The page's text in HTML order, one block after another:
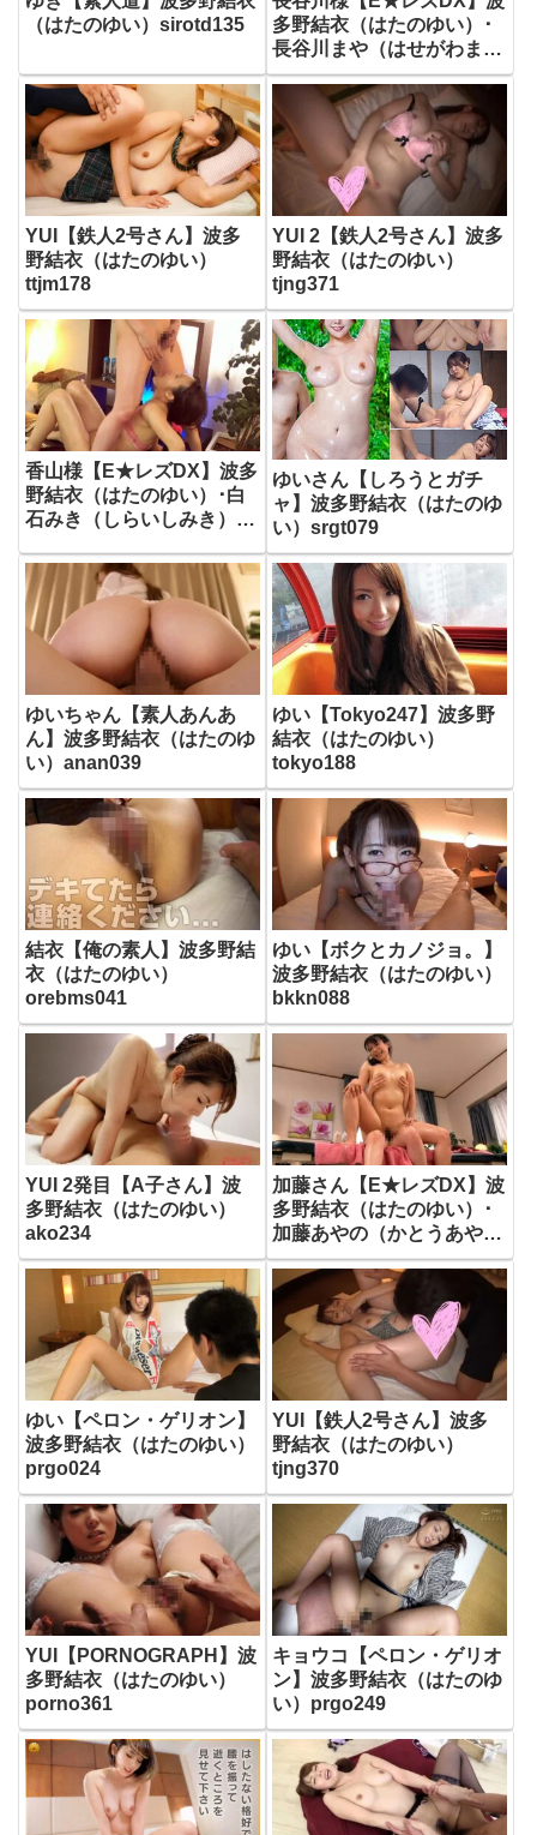
（はたのゆい）sirotd135
多野結衣（はたのゆい）･
長谷川まや（はせがわま
や）elzx047
YUI【鉄人2号さん】波多
野結衣（はたのゆい）
ttjm178
YUI 2【鉄人2号さん】波多
野結衣（はたのゆい）
tjng371
香山様【E★レズDX】波多
野結衣（はたのゆい）･白
石みき（しらいしみき）
ゆいさん【しろうとガチ
ャ】波多野結衣（はたのゆ
い）srgt079
ゆいちゃん【素人あんあ
ん】波多野結衣（はたのゆ
い）anan039
ゆい【Tokyo247】波多野
結衣（はたのゆい）
tokyo188
結衣【俺の素人】波多野結
衣（はたのゆい）
orebms041
ゆい【ボクとカノジョ。】
波多野結衣（はたのゆい）
bkkn088
YUI 2発目【A子さん】波
多野結衣（はたのゆい）
ako234
加藤さん【E★レズDX】波
多野結衣（はたのゆい）･
加藤あやの（かとうあや
の）elzx015
ゆい【ペロン・ゲリオン】
波多野結衣（はたのゆい）
prgo024
YUI【鉄人2号さん】波多
野結衣（はたのゆい）
tjng370
YUI【PORNOGRAPH】波
多野結衣（はたのゆい）
porno361
キョウコ【ペロン・ゲリオ
ン】波多野結衣（はたのゆ
い）prgo249